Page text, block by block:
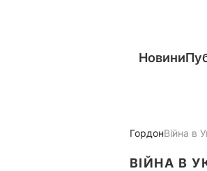
Новини
ГордонВійна в
ВІЙНА В